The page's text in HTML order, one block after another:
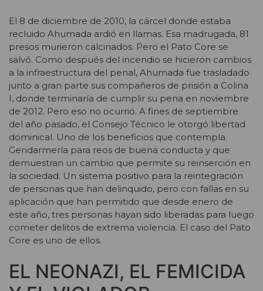
El 8 de diciembre de 2010, la cárcel donde estaba
recluido Ahumada ardió en llamas. Esa madrugada, 81
presos murieron calcinados. Pero el Pato Core se
salvó. Como después del incendio se hicieron cambios
a la infraestructura del penal, Ahumada fue trasladado
junto a gran parte sus compañeros de prisión a Colina
I, donde terminaría de cumplir su pena en noviembre
de 2012. Pero eso no ocurrió. A fines de septiembre
del año pasado, el Consejo Técnico le otorgó libertad
dominical. Uno de los beneficios que contempla
Gendarmería para reos de buena conducta y que
demuestran un cambio que permite su reinserción en
la sociedad. Un sistema positivo para la reintegración
de personas que han delinquido, pero con fallas en su
aplicación que han permitido que desde enero de
este año, tres personas hayan sido liberadas para luego
cometer delitos de extrema violencia. El caso del Pato
Core es uno de ellos.
EL NEONAZI, EL FEMICIDA